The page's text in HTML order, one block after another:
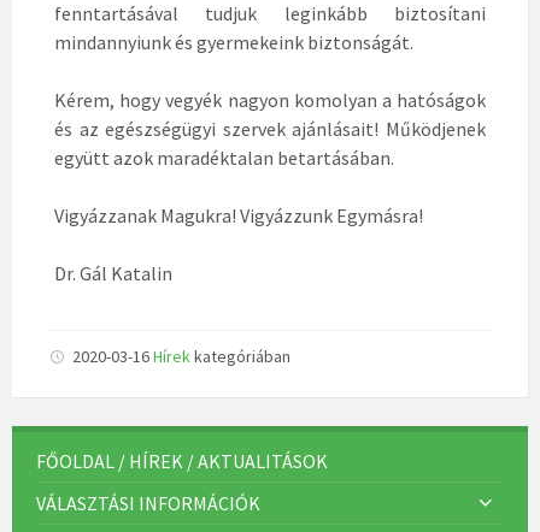
fenntartásával tudjuk leginkább biztosítani
mindannyiunk és gyermekeink biztonságát.
Kérem, hogy vegyék nagyon komolyan a hatóságok
és az egészségügyi szervek ajánlásait! Működjenek
együtt azok maradéktalan betartásában.
Vigyázzanak Magukra! Vigyázzunk Egymásra!
Dr. Gál Katalin
2020-03-16Hírekkategóriában
FŐOLDAL / HÍREK / AKTUALITÁSOK
VÁLASZTÁSI INFORMÁCIÓK